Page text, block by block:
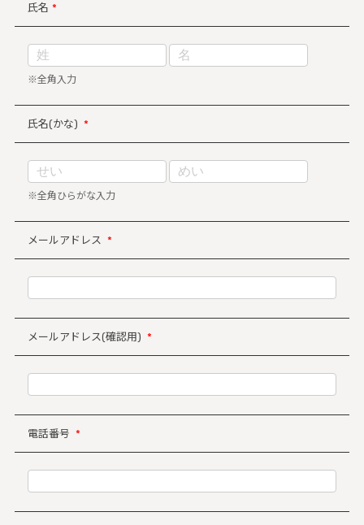
氏名 *
※全角入力
氏名(かな) *
※全角ひらがな入力
メールアドレス *
メールアドレス(確認用) *
電話番号 *